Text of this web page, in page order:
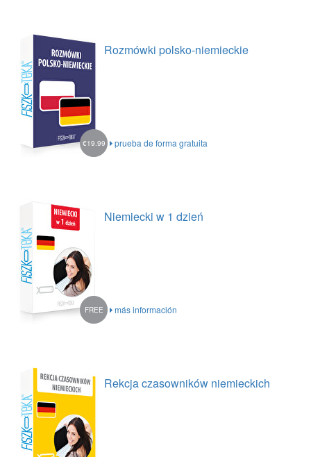
Rozmówki polsko-niemieckie
prueba de forma gratuita
€19.99
Niemiecki w 1 dzień
más información
FREE
Rekcja czasowników niemieckich